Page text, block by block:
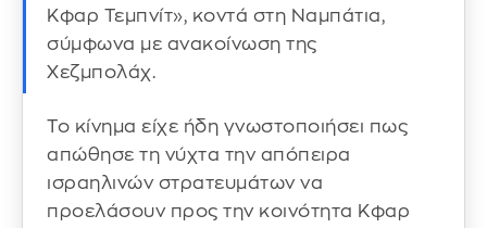
Κφαρ Τεμπνίτ», κοντά στη Ναμπάτια,
σύμφωνα με ανακοίνωση της
Χεζμπολάχ.
Το κίνημα είχε ήδη γνωστοποιήσει πως
απώθησε τη νύχτα την απόπειρα
ισραηλινών στρατευμάτων να
προελάσουν προς την κοινότητα Κφαρ